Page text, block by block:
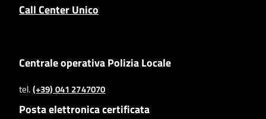
Call Center Unico
Centrale operativa Polizia Locale
tel.(+39) 041 2747070
Posta elettronica certificata